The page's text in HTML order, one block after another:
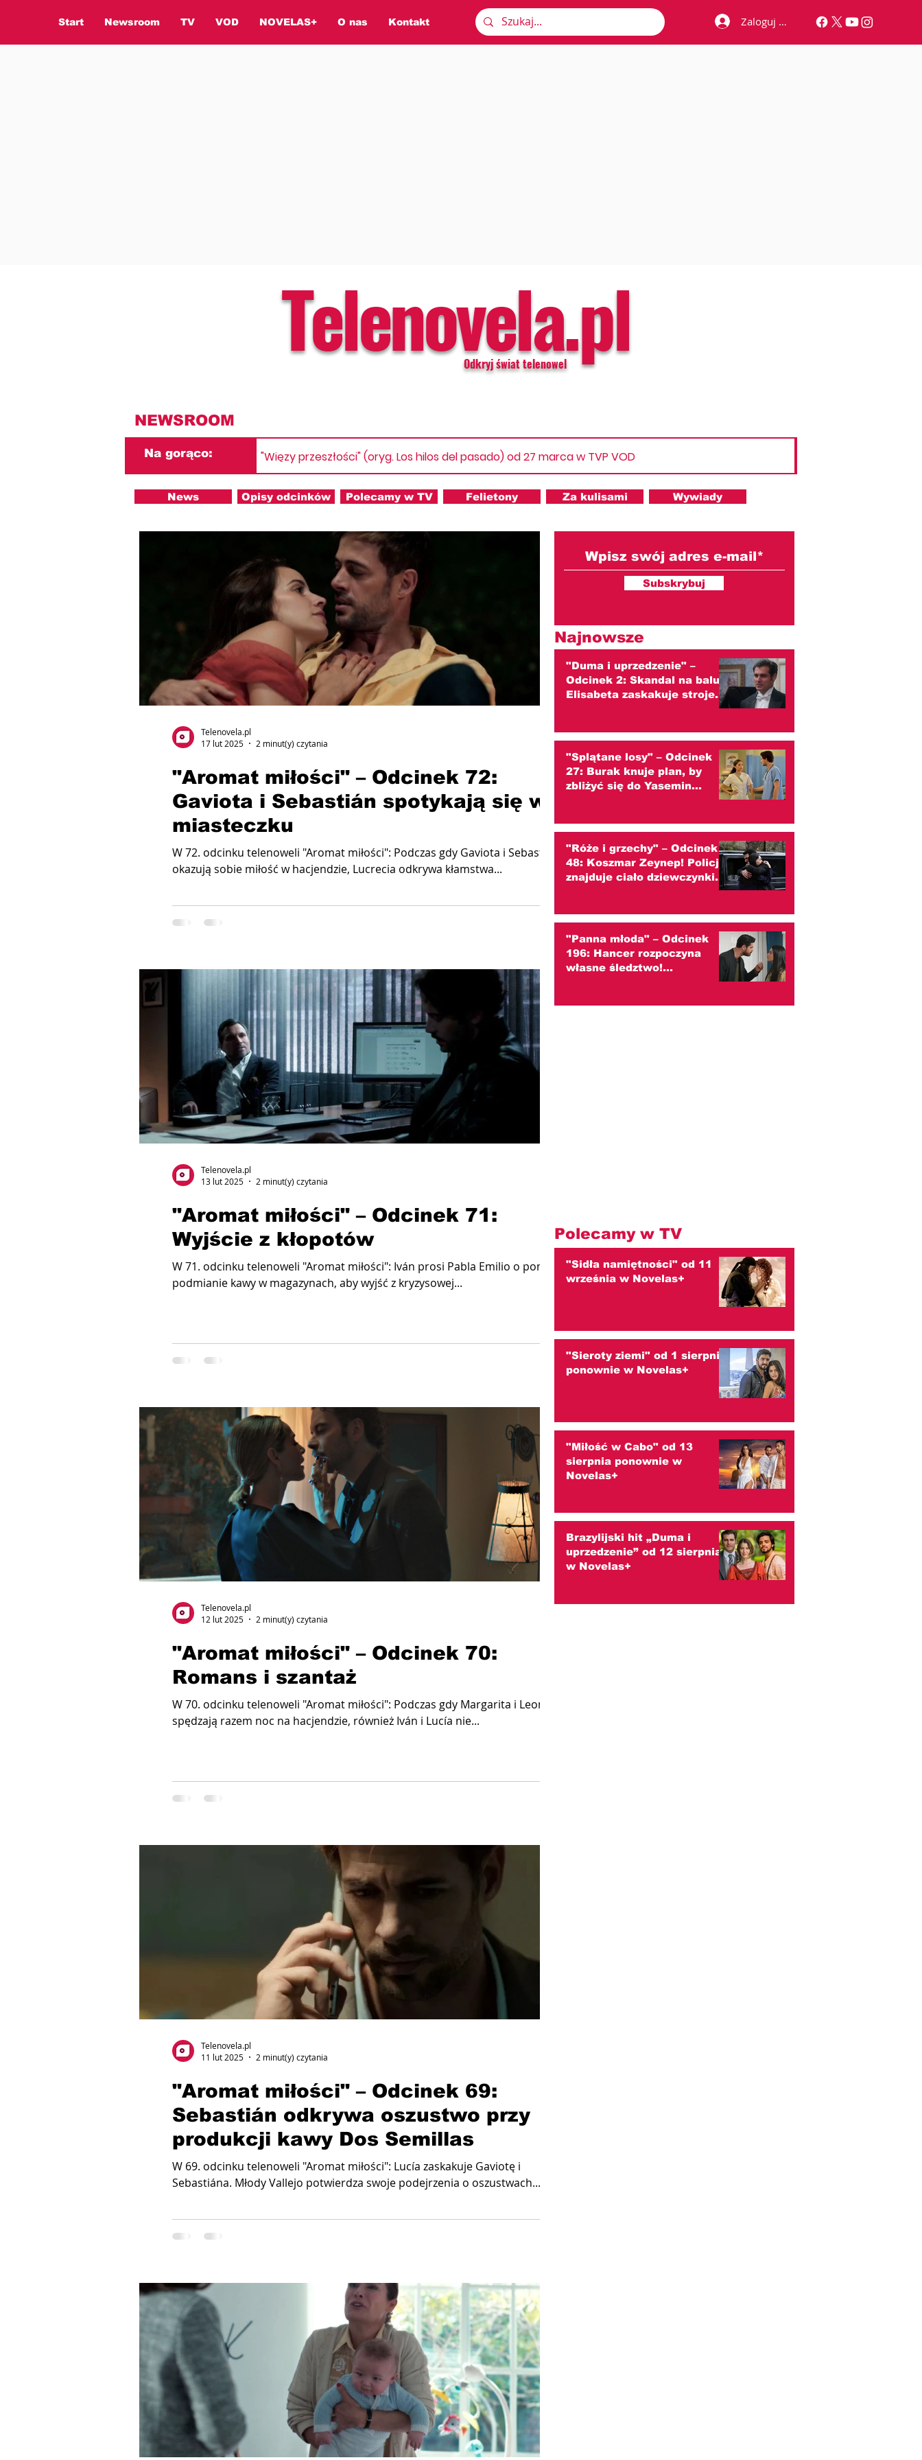
Start Newsroom TV VOD NOVELAS+ O nas Kontakt Zaloguj się
Telenovela.pl
Odkryj świat telenowel
NEWSROOM
Na gorąco: "Więzy przeszłości" (oryg. Los hilos del pasado) od 27 marca w TVP VOD
News Opisy odcinków Polecamy w TV Felietony Za kulisami Wywiady
"Aromat miłości" – Odcinek 72:
Gaviota i Sebastián spotykają się w
miasteczku
W 72. odcinku telenoweli "Aromat miłości": Podczas gdy Gaviota i Sebastián
okazują sobie miłość w hacjendzie, Lucrecia odkrywa kłamstwa...
Telenovela.pl
17 lut 2025
2 minut(y) czytania
"Aromat miłości" – Odcinek 71:
Wyjście z kłopotów
W 71. odcinku telenoweli "Aromat miłości": Iván prosi Pabla Emilio o pomoc w
podmianie kawy w magazynach, aby wyjść z kryzysowej...
Telenovela.pl
13 lut 2025
2 minut(y) czytania
"Aromat miłości" – Odcinek 70:
Romans i szantaż
W 70. odcinku telenoweli "Aromat miłości": Podczas gdy Margarita i Leonidas
spędzają razem noc na hacjendzie, również Iván i Lucía nie...
Telenovela.pl
12 lut 2025
2 minut(y) czytania
"Aromat miłości" – Odcinek 69:
Sebastián odkrywa oszustwo przy
produkcji kawy Dos Semillas
W 69. odcinku telenoweli "Aromat miłości": Lucía zaskakuje Gaviotę i
Sebastiána. Młody Vallejo potwierdza swoje podejrzenia o oszustwach...
Telenovela.pl
11 lut 2025
2 minut(y) czytania
Subskrybuj
Najnowsze
"Duma i uprzedzenie" –
Odcinek 2: Skandal na balu!
Elisabeta zaskakuje strojem
"Splątane losy" – Odcinek
27: Burak knuje plan, by
zbliżyć się do Yasemin
"Róże i grzechy" – Odcinek
48: Koszmar Zeynep! Policja
znajduje ciało dziewczynki.
Czy to Kader? (streszczenie)
"Panna młoda" – Odcinek
196: Hancer rozpoczyna
własne śledztwo!
Polecamy w TV
"Sidła namiętności" od 11
września w Novelas+
"Sieroty ziemi" od 1 sierpnia
ponownie w Novelas+
"Miłość w Cabo" od 13
sierpnia ponownie w
Novelas+
Brazylijski hit „Duma i
uprzedzenie” od 12 sierpnia
w Novelas+